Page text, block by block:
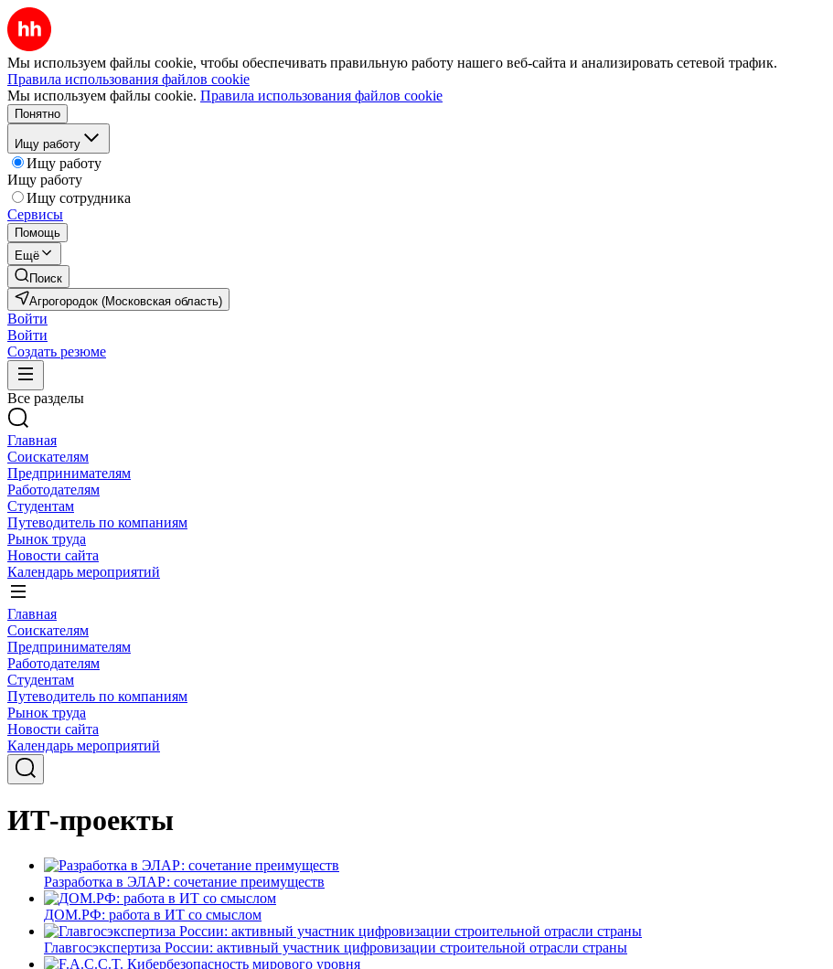
Мы используем файлы cookie, чтобы обеспечивать правильную работу нашего веб-сайта и анализировать сетевой трафик.
Правила использования файлов cookie
Мы используем файлы cookie. Правила использования файлов cookie
Понятно
Ищу работу
Ищу работу
Ищу работу
Ищу сотрудника
Сервисы
Помощь
Ещё
Поиск
Агрогородок (Московская область)
Войти
Войти
Создать резюме
Все разделы
Главная
Соискателям
Предпринимателям
Работодателям
Студентам
Путеводитель по компаниям
Рынок труда
Новости сайта
Календарь мероприятий
Главная
Соискателям
Предпринимателям
Работодателям
Студентам
Путеводитель по компаниям
Рынок труда
Новости сайта
Календарь мероприятий
ИТ-проекты
Разработка в ЭЛАР: сочетание преимуществ
ДОМ.РФ: работа в ИТ со смыслом
Главгосэкспертиза России: активный участник цифровизации строительной отрасли страны